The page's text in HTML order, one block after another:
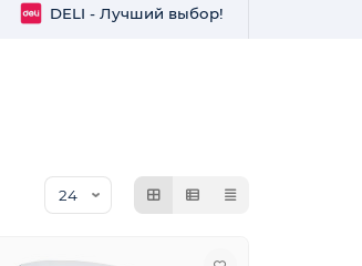
DELI - Лучший выбор!